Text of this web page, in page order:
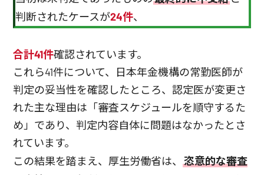
判断されたケースが24件、
合計41件確認されています。
これら41件について、日本年金機構の常勤医師が
判定の妥当性を確認したところ、認定医が変更さ
れた主な理由は「審査スケジュールを順守するた
め」であり、判定内容自体に問題はなかったとさ
れています。
この結果を踏まえ、厚生労働省は、恣意的な審査